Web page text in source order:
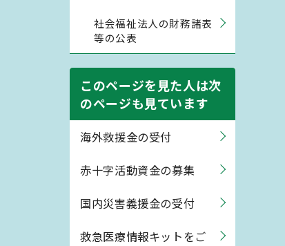
社会福祉法人の財務諸表
等の公表
このページを見た人は次
のページも見ています
海外救援金の受付
赤十字活動資金の募集
国内災害義援金の受付
救急医療情報キットをご